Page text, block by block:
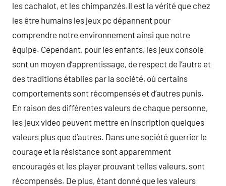
les cachalot, et les chimpanzés.Il est la vérité que chez
les être humains les jeux pc dépannent pour
comprendre notre environnement ainsi que notre
équipe. Cependant, pour les enfants, les jeux console
sont un moyen d’apprentissage, de respect de l’autre et
des traditions établies par la société, où certains
comportements sont récompensés et d’autres punis.
En raison des différentes valeurs de chaque personne,
les jeux video peuvent mettre en inscription quelques
valeurs plus que d’autres. Dans une société guerrier le
courage et la résistance sont apparemment
encouragés et les player prouvant telles valeurs, sont
récompensés. De plus, étant donné que les valeurs